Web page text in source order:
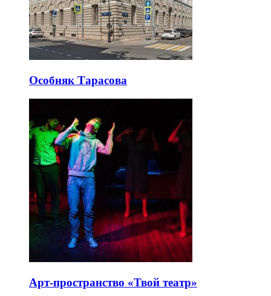
Особняк Тарасова
Арт-пространство «Твой театр»